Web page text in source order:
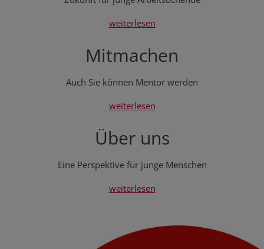
weiterlesen
Mitmachen
Auch Sie können Mentor werden
weiterlesen
Über uns
Eine Perspektive für junge Menschen
weiterlesen